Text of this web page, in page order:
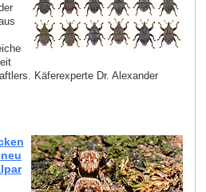
Käferexperte Dr. Alexander